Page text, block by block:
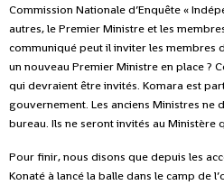
Commission Nationale d’Enquête «
autres, le Premier Ministre et les
communiqué peut il inviter les membres
un nouveau Premier Ministre en place ?
qui devraient être invités. Komara est
gouvernement. Les anciens Ministres ne
bureau. Ils ne seront invités au Ministère
Pour finir, nous disons que depuis les
Konaté à lancé la balle dans le camp de